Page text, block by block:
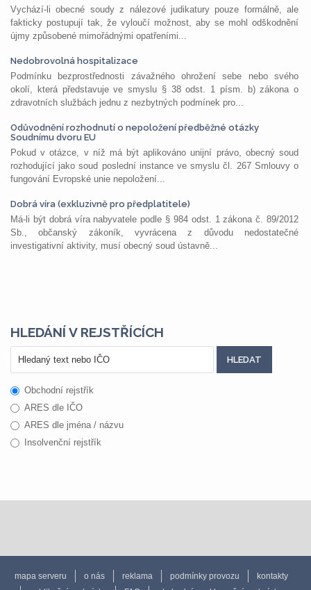
Vychází-li obecné soudy z nálezové judikatury pouze formálně, ale
fakticky postupují tak, že vyloučí možnost, aby se mohl odškodnění
újmy způsobené mimořádnými opatřeními...
Nedobrovolná hospitalizace
Podmínku bezprostřednosti závažného ohrožení sebe nebo svého
okolí, která představuje ve smyslu § 38 odst. 1 písm. b) zákona o
zdravotních službách jednu z nezbytných podmínek pro...
Odůvodnění rozhodnutí o nepoložení předběžné otázky
Soudnímu dvoru EU
Pokud v otázce, v níž má být aplikováno unijní právo, obecný soud
rozhodující jako soud poslední instance ve smyslu čl. 267 Smlouvy o
fungování Evropské unie nepoložení...
Dobrá víra (exkluzivně pro předplatitele)
Má-li být dobrá víra nabyvatele podle § 984 odst. 1 zákona č. 89/2012
Sb., občanský zákoník, vyvrácena z důvodu nedostatečné
investigativní aktivity, musí obecný soud ústavně...
HLEDÁNÍ V REJSTŘÍCÍCH
Obchodní rejstřík
ARES dle IČO
ARES dle jména / názvu
Insolvenční rejstřík
mapa serveru o nás reklama podmínky provozu
kontakty